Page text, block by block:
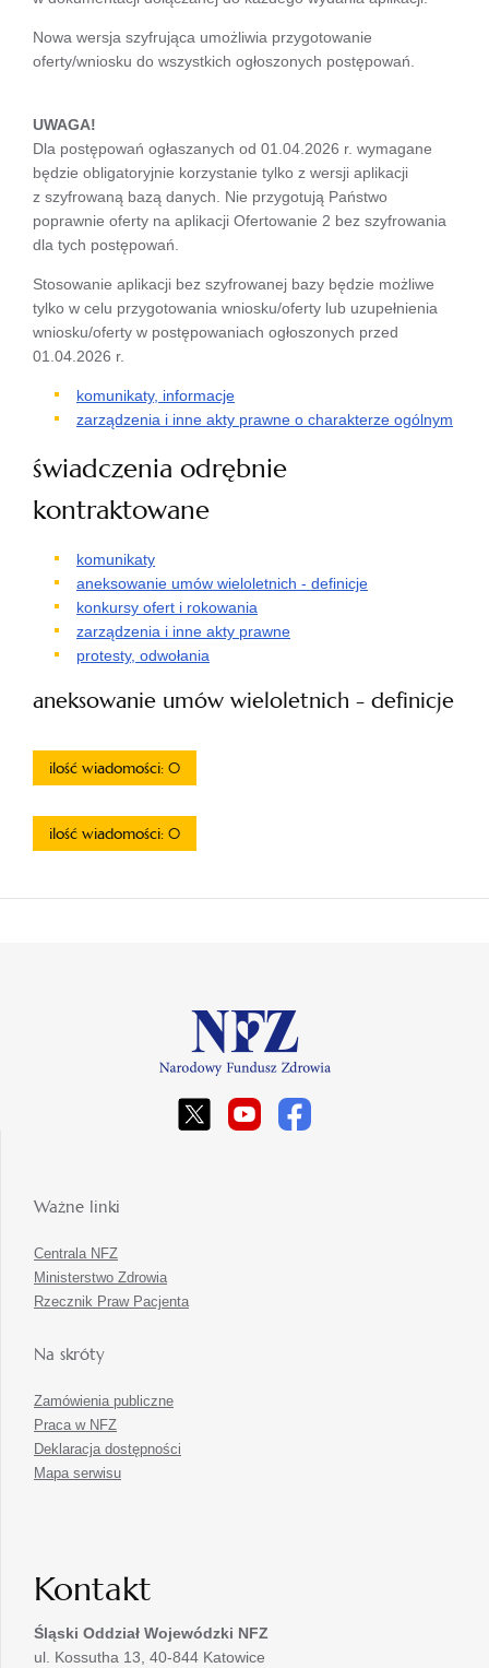
Nowa wersja szyfrująca umożliwia przygotowanie
oferty/wniosku do wszystkich ogłoszonych postępowań.
UWAGA!
Dla postępowań ogłaszanych od 01.04.2026 r. wymagane
będzie obligatoryjnie korzystanie tylko z wersji aplikacji
z szyfrowaną bazą danych. Nie przygotują Państwo
poprawnie oferty na aplikacji Ofertowanie 2 bez szyfrowania
dla tych postępowań.
Stosowanie aplikacji bez szyfrowanej bazy będzie możliwe
tylko w celu przygotowania wniosku/oferty lub uzupełnienia
wniosku/oferty w postępowaniach ogłoszonych przed
01.04.2026 r.
komunikaty, informacje
zarządzenia i inne akty prawne o charakterze ogólnym
świadczenia odrębnie
kontraktowane
komunikaty
aneksowanie umów wieloletnich - definicje
konkursy ofert i rokowania
zarządzenia i inne akty prawne
protesty, odwołania
aneksowanie umów wieloletnich - definicje
ilość wiadomości: 0
ilość wiadomości: 0
Ważne linki
Centrala NFZ
Ministerstwo Zdrowia
Rzecznik Praw Pacjenta
Na skróty
Zamówienia publiczne
Praca w NFZ
Deklaracja dostępności
Mapa serwisu
Kontakt
Śląski Oddział Wojewódzki NFZ
ul. Kossutha 13, 40-844 Katowice